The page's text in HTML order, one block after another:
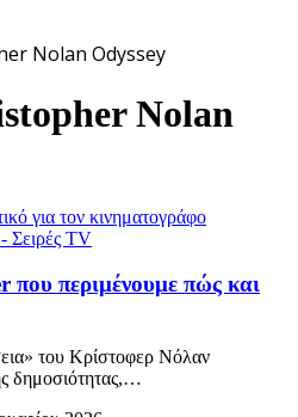
Nolan Odyssey
Nolan
Σειρές TV
περιμένουμε πώς και
του Κρίστοφερ Νόλαν
δημοσιότητας,…